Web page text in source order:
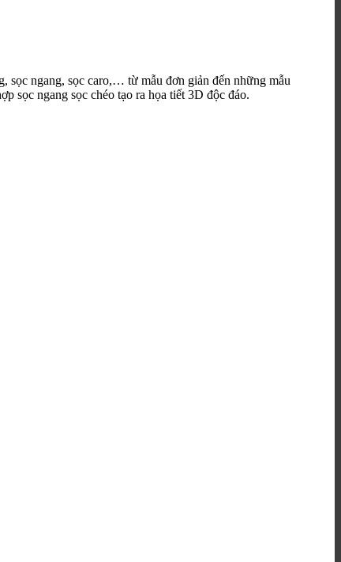
sọc ngang, sọc caro,… từ mẫu đơn giản đến những mẫu
sọc ngang sọc chéo tạo ra họa tiết 3D độc đáo.